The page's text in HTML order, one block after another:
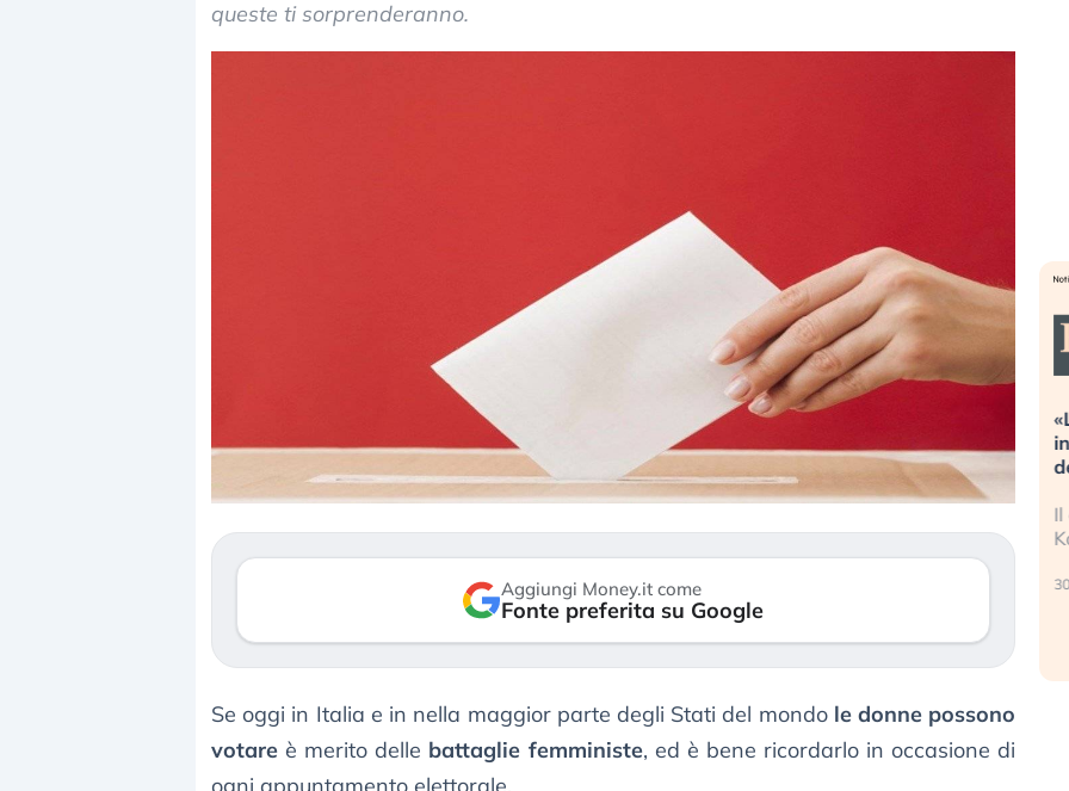
queste ti sorprenderanno.
Aggiungi Money.it come
Fonte preferita su Google
Se oggi in Italia e in nella maggior parte degli Stati del mondo le donne possono
votare è merito delle battaglie femministe, ed è bene ricordarlo in occasione di
Dalle valutazioni estreme alla
correzione. Cosa sta guidando il
repricing degli asset?
mostrando segni di stanchezza
verso le (…)
3 agosto 2026
«La mia vita è rovinata».
in preda al panico dopo lo
della bolla AI
Il crollo della bolla AI travolge
Kospi, mentre gli investitori